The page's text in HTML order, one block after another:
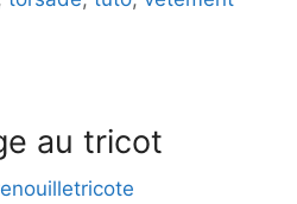
au tricot